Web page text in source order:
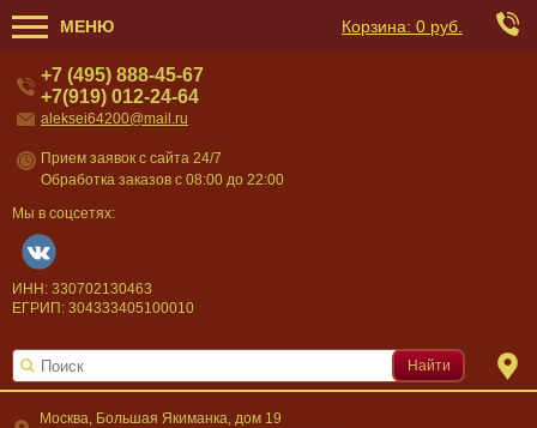
МЕНЮ Корзина: 0 руб.
Москва, Большая Якиманка, дом 19
+7 (495) 888-45-67
+7(919) 012-24-64
aleksei64200@mail.ru
Прием заявок с сайта 24/7
Обработка заказов с 08:00 до 22:00
Мы в соцсетях:
ИНН: 330702130463
ЕГРИП: 304333405100010
Найти